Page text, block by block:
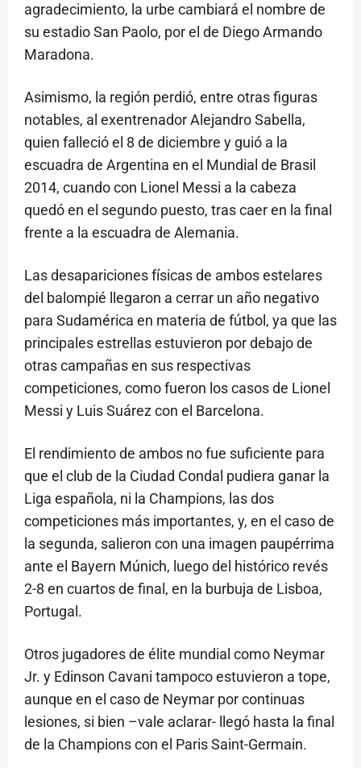
agradecimiento, la urbe cambiará el nombre de
su estadio San Paolo, por el de Diego Armando
Maradona.
Asimismo, la región perdió, entre otras figuras
notables, al exentrenador Alejandro Sabella,
quien falleció el 8 de diciembre y guió a la
escuadra de Argentina en el Mundial de Brasil
2014, cuando con Lionel Messi a la cabeza
quedó en el segundo puesto, tras caer en la final
frente a la escuadra de Alemania.
Las desapariciones físicas de ambos estelares
del balompié llegaron a cerrar un año negativo
para Sudamérica en materia de fútbol, ya que las
principales estrellas estuvieron por debajo de
otras campañas en sus respectivas
competiciones, como fueron los casos de Lionel
Messi y Luis Suárez con el Barcelona.
El rendimiento de ambos no fue suficiente para
que el club de la Ciudad Condal pudiera ganar la
Liga española, ni la Champions, las dos
competiciones más importantes, y, en el caso de
la segunda, salieron con una imagen paupérrima
ante el Bayern Múnich, luego del histórico revés
2-8 en cuartos de final, en la burbuja de Lisboa,
Portugal.
Otros jugadores de élite mundial como Neymar
Jr. y Edinson Cavani tampoco estuvieron a tope,
aunque en el caso de Neymar por continuas
lesiones, si bien –vale aclarar- llegó hasta la final
de la Champions con el Paris Saint-Germain.